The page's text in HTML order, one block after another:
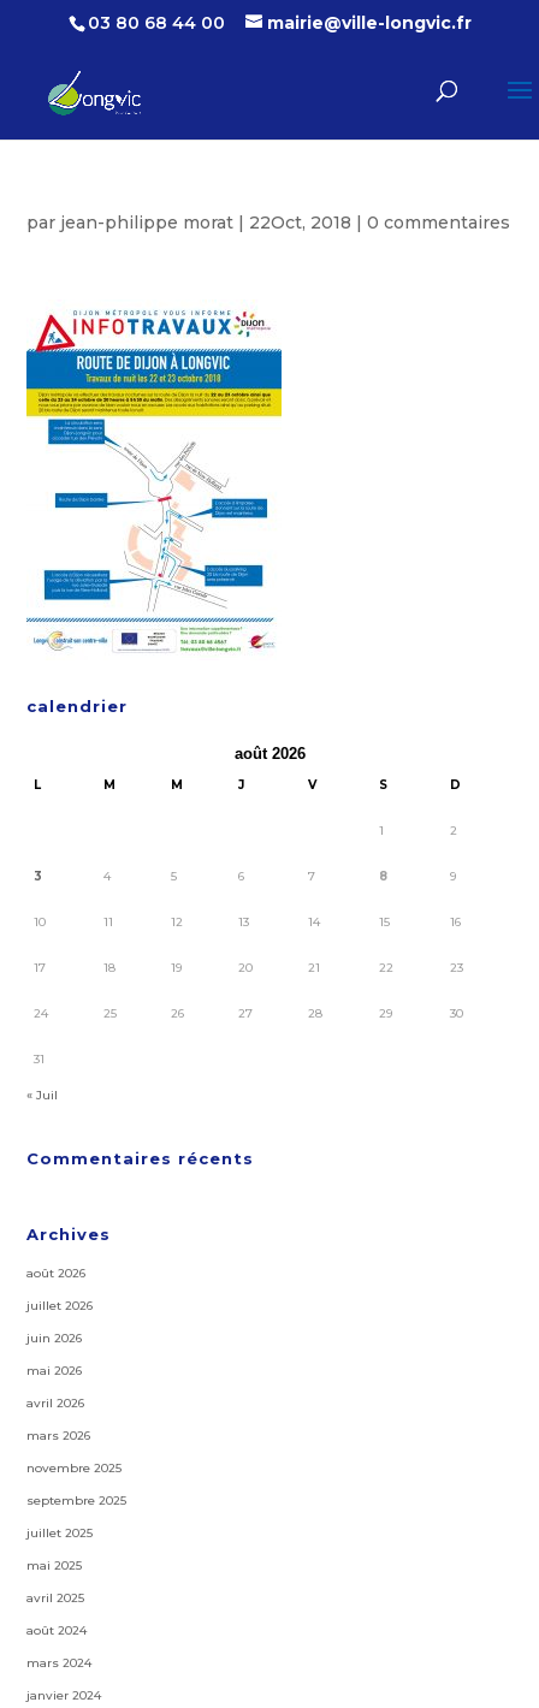
03 80 68 44 00 mairie@ville-longvic.fr
par jean-philippe morat | 22Oct, 2018 |0 commentaires
calendrier
août 2026
L M M J V S D
1 2
3 4 5 6 7 8 9
10 11 12 13 14 15 16
17 18 19 20 21 22 23
24 25 26 27 28 29 30
31
« Juil
Commentaires récents
Archives
août 2026
juillet 2026
juin 2026
mai 2026
avril 2026
mars 2026
novembre 2025
septembre 2025
juillet 2025
mai 2025
avril 2025
août 2024
mars 2024
janvier 2024